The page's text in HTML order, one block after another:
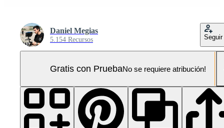
Daniel Megias
5.154 Recursos Seguir
Gratis con PruebaNo se requiere atribución!